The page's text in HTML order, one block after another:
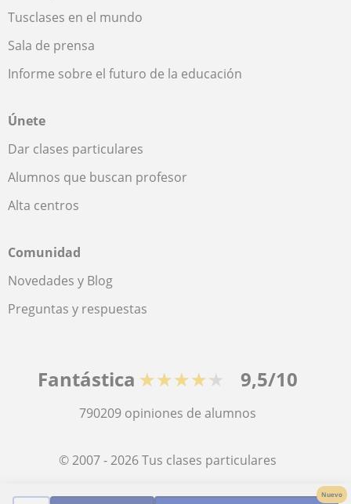
Nuevo
Tusclases en el mundo
Sala de prensa
Informe sobre el futuro de la educación
Únete
Dar clases particulares
Alumnos que buscan profesor
Alta centros
Comunidad
Novedades y Blog
Preguntas y respuestas
Fantástica ★★★★★ 9,5/10
790209 opiniones de alumnos
© 2007 - 2026 Tus clases particulares